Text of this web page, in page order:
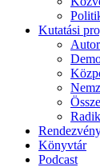
Kutatási
Könyvtár
Podcast